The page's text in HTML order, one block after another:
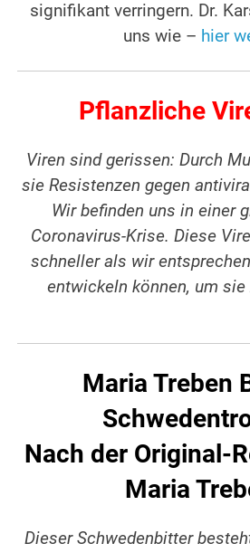
signifikant verringern. Dr.
uns wie – hier
Pflanzliche
Viren sind gerissen: Durch
sie Resistenzen gegen
Wir befinden uns in einer
Coronavirus-Krise. Diese
schneller als wir
entwickeln können, um sie
Maria Treben
Nach der Original-
Maria
Dieser Schwedenbitter